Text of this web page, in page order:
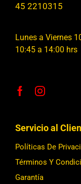
45 2210315
Lunes a Viernes
10:45 a 14:00 hrs
Servicio al
Políticas De
Términos Y
Garantía